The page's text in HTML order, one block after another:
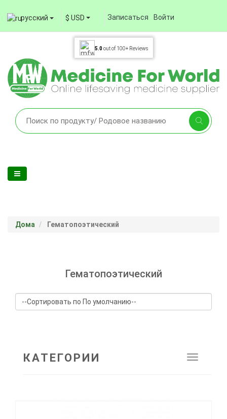
русский $ USD Записаться Войти
5.0out of 100+ Reviews
Дома Гематопоэтический
Гематопоэтический
Toggle
КАТЕГОРИИ